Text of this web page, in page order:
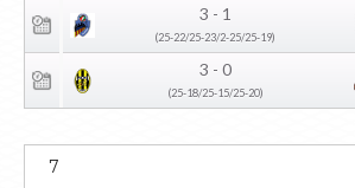
3 - 1
(25-22/25-23/2-25/25-19)
3 - 0
(25-18/25-15/25-20)
7